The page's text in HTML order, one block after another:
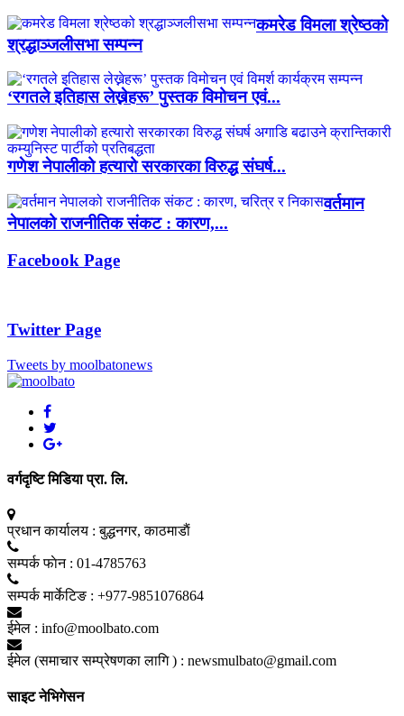
कमरेड विमला श्रेष्ठको
श्रद्धाञ्जलीसभा सम्पन्न
‘रगतले इतिहास लेख्नेहरू’ पुस्तक विमोचन एवं...
गणेश नेपालीको हत्यारो सरकारका विरुद्ध संघर्ष...
वर्तमान
नेपालको राजनीतिक संकट : कारण,...
Facebook Page
Twitter Page
Tweets by moolbatonews
वर्गदृष्टि मिडिया प्रा. लि.
प्रधान कार्यालय : बुद्धनगर, काठमाडाैं
सम्पर्क फाेन : 01-4785763
सम्पर्क मार्केटिङ : +977-9851076864
ईमेल : info@moolbato.com
ईमेल (समाचार सम्प्रेषणका लागि ) : newsmulbato@gmail.com
साइट नेभिगेसन